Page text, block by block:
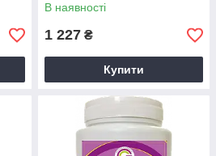
В наявності
1 227 ₴
Купити